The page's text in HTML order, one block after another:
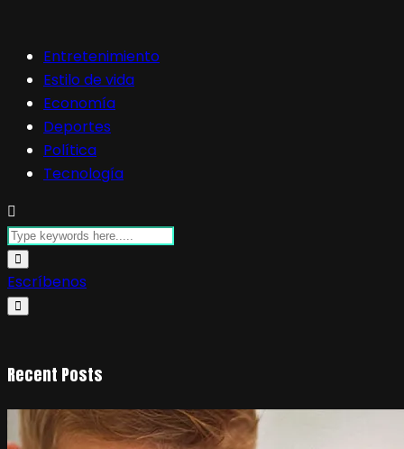
Entretenimiento
Estilo de vida
Economía
Deportes
Política
Tecnología
Escríbenos
Recent Posts